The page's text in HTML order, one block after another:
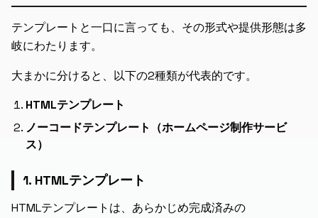
テンプレートと一口に言っても、その形式や提供形態は多
岐にわたります。
大まかに分けると、以下の2種類が代表的です。
HTMLテンプレート
ノーコードテンプレート（ホームページ制作サービ
ス）
1. HTMLテンプレート
HTMLテンプレートは、あらかじめ完成済みの